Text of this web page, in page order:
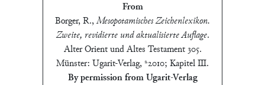
From
Borger, R.,Mesopotamisches Zeichenlexikon.
Zweite, revidierte und aktualisierte Auflage.
Alter Orient und Altes Testament 305.
Münster: Ugarit-Verlag, ²2010; Kapitel Ⅲ.
By permission from Ugarit-Verlag